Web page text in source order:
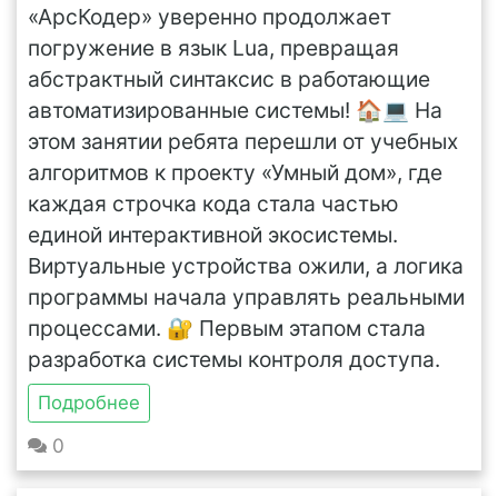
«АрсКодер» уверенно продолжает
погружение в язык Lua, превращая
абстрактный синтаксис в работающие
автоматизированные системы! 🏠💻 На
этом занятии ребята перешли от учебных
алгоритмов к проекту «Умный дом», где
каждая строчка кода стала частью
единой интерактивной экосистемы.
Виртуальные устройства ожили, а логика
программы начала управлять реальными
процессами. 🔐 Первым этапом стала
разработка системы контроля доступа.
Подробнее
0